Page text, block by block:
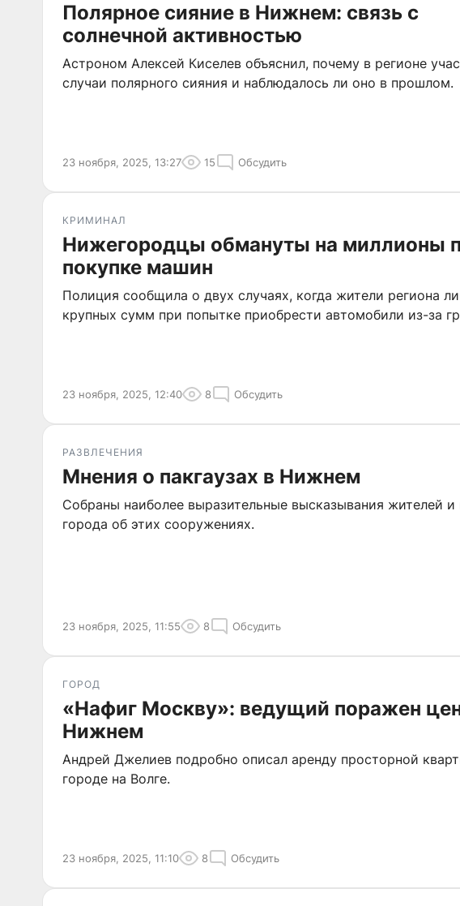
Полярное сияние в Нижнем: связь с
солнечной активностью
Астроном Алексей Киселев объяснил, почему в регионе
случаи полярного сияния и наблюдалось ли оно в прошлом.
23 ноября, 2025, 13:27 15 Обсудить
КРИМИНАЛ
Нижегородцы обмануты на миллионы
покупке машин
Полиция сообщила о двух случаях, когда жители региона
крупных сумм при попытке приобрести автомобили из-за
23 ноября, 2025, 12:40 8 Обсудить
РАЗВЛЕЧЕНИЯ
Мнения о пакгаузах в Нижнем
Собраны наиболее выразительные высказывания жителей и
города об этих сооружениях.
23 ноября, 2025, 11:55 8 Обсудить
ГОРОД
«Нафиг Москву»: ведущий поражен
Нижнем
Андрей Джелиев подробно описал аренду просторной
городе на Волге.
23 ноября, 2025, 11:10 8 Обсудить